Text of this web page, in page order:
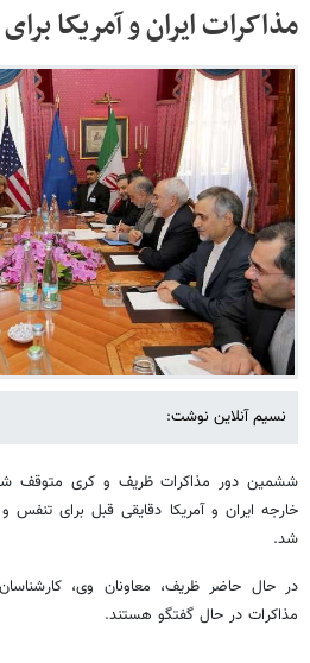
مذاکرات ایران و آمریکا
نسیم آنلاین نوشت:
ششمین دور مذاکرات ظریف و کری متوقف
خارجه ایران و آمریکا دقایقی قبل برای
شد.
در حال حاضر ظریف، معاونان وی،
مذاکرات در حال گفتگو هستند.